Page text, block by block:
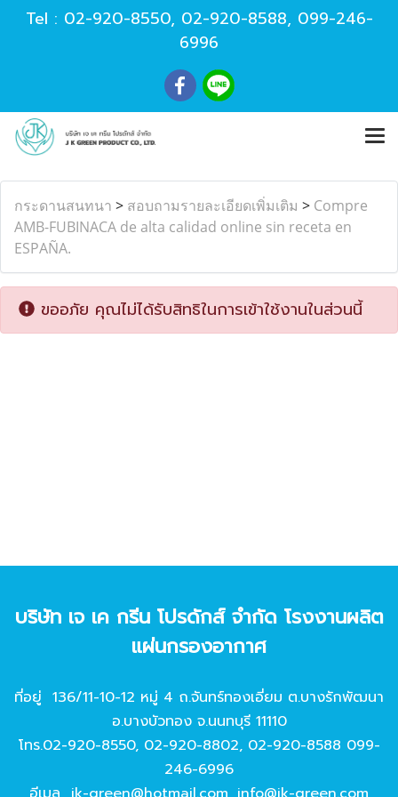
Tel : 02-920-8550, 02-920-8588, 099-246-
6996
กระดานสนทนา > สอบถามรายละเอียดเพิ่มเติม > Compre
AMB-FUBINACA de alta calidad online sin receta en
ESPAÑA.
ขออภัย คุณไม่ได้รับสิทธิในการเข้าใช้งานในส่วนนี้
บริษัท เจ เค กรีน โปรดักส์ จํากัด โรงงานผลิต
แผ่นกรองอากาศ
ที่อยู่ 136/11-10-12 หมู่ 4 ถ.จันทร์ทองเอี่ยม ต.บางรักพัฒนา
อ.บางบัวทอง จ.นนทบุรี 11110
โทร.02-920-8550, 02-920-8802, 02-920-8588 099-
246-6996